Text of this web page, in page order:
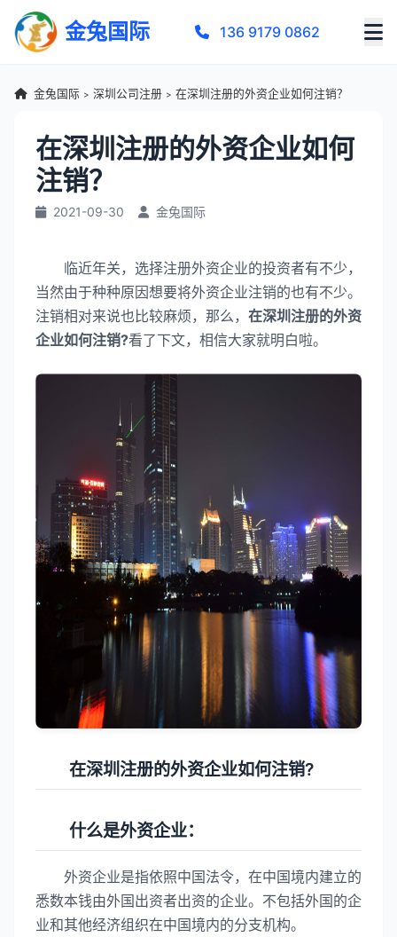
金兔国际 136 9179 0862
金兔国际 > 深圳公司注册 > 在深圳注册的外资企业如何注销？
在深圳注册的外资企业如何
注销？
2021-09-30 金兔国际
临近年关，选择注册外资企业的投资者有不少，
当然由于种种原因想要将外资企业注销的也有不少。
注销相对来说也比较麻烦，那么， 在深圳注册的外资
企业如何注销?看了下文，相信大家就明白啦。
在深圳注册的外资企业如何注销?
什么是外资企业：
外资企业是指依照中国法令，在中国境内建立的
悉数本钱由外国出资者出资的企业。不包括外国的企
业和其他经济组织在中国境内的分支机构。